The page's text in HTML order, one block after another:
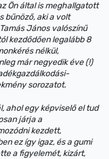
Ön által is meghallgatott
bűnöző, aki a volt
János valószínű
kezdődően legalább 8
nélkül,
már negyedik éve (!)
sorozatot.
ahol egy képviselő el tud
járja a
kezdett,
ez így igaz, és a gumi
a figyelemét, kizárt,